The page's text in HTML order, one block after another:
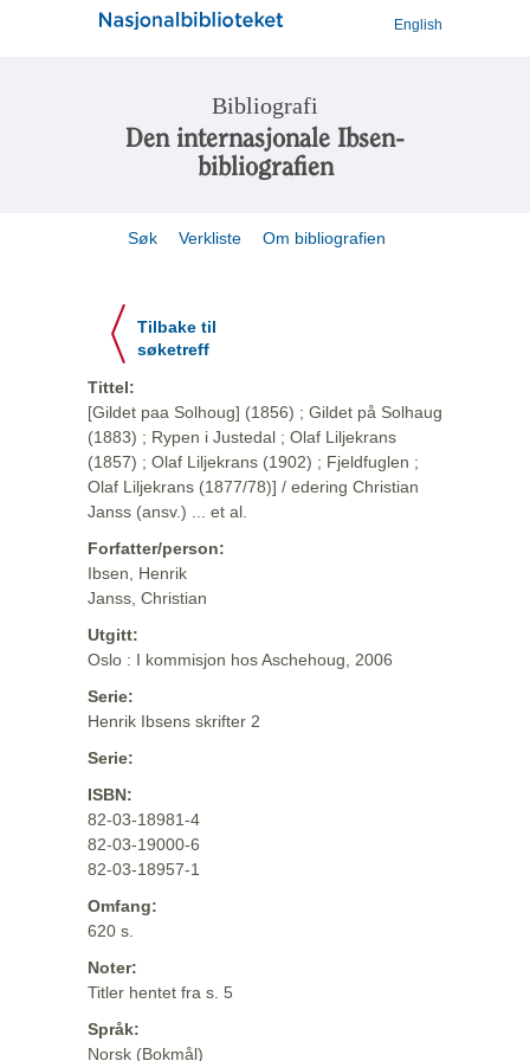
English
Bibliografi
Den internasjonale Ibsen-
bibliografien
Søk Verkliste Om bibliografien
Tilbake til
søketreff
Tittel:
[Gildet paa Solhoug] (1856) ; Gildet på Solhaug
(1883) ; Rypen i Justedal ; Olaf Liljekrans
(1857) ; Olaf Liljekrans (1902) ; Fjeldfuglen ;
Olaf Liljekrans (1877/78)] / edering Christian
Janss (ansv.) ... et al.
Forfatter/person:
Ibsen, Henrik
Janss, Christian
Utgitt:
Oslo : I kommisjon hos Aschehoug, 2006
Serie:
Henrik Ibsens skrifter 2
Serie:
ISBN:
82-03-18981-4
82-03-19000-6
82-03-18957-1
Omfang:
620 s.
Noter:
Titler hentet fra s. 5
Språk:
Norsk (Bokmål)